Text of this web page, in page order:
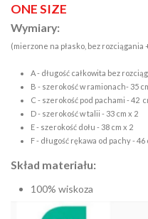
ONE SIZE
Wymiary:
(mierzone na płasko, bez rozciągania
A - długość całkowita bez
B - szerokość w ramionach- 35
C - szerokość pod pachami - 42
D - szerokość w talii - 33 cm x 2
E - szerokość dołu - 38 cm x 2
F - długość rękawa od pachy - 46
Skład materiału:
100% wiskoza